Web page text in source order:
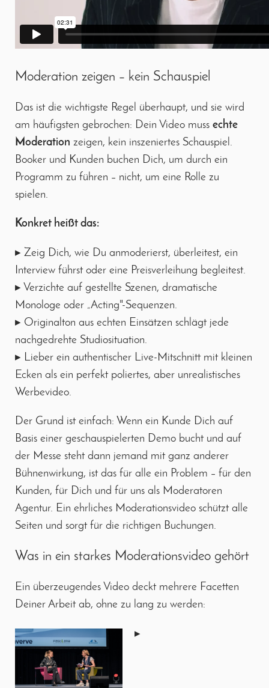
Moderation zeigen – kein Schauspiel
Das ist die wichtigste Regel überhaupt, und sie wird
am häufigsten gebrochen: Dein Video muss echte
Moderation zeigen, kein inszeniertes Schauspiel.
Booker und Kunden buchen Dich, um durch ein
Programm zu führen – nicht, um eine Rolle zu
spielen.
Konkret heißt das:
▸ Zeig Dich, wie Du anmoderierst, überleitest, ein
Interview führst oder eine Preisverleihung begleitest.
▸ Verzichte auf gestellte Szenen, dramatische
Monologe oder „Acting"-Sequenzen.
▸ Originalton aus echten Einsätzen schlägt jede
nachgedrehte Studiosituation.
▸ Lieber ein authentischer Live-Mitschnitt mit kleinen
Ecken als ein perfekt poliertes, aber unrealistisches
Werbevideo.
Der Grund ist einfach: Wenn ein Kunde Dich auf
Basis einer geschauspielerten Demo bucht und auf
der Messe steht dann jemand mit ganz anderer
Bühnenwirkung, ist das für alle ein Problem – für den
Kunden, für Dich und für uns als Moderatoren
Agentur. Ein ehrliches Moderationsvideo schützt alle
Seiten und sorgt für die richtigen Buchungen.
Was in ein starkes Moderationsvideo gehört
Ein überzeugendes Video deckt mehrere Facetten
Deiner Arbeit ab, ohne zu lang zu werden:
▸